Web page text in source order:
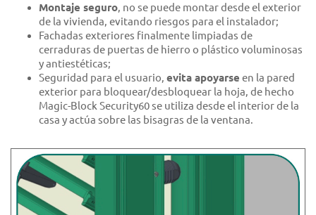
Montaje seguro, no se puede montar desde el exterior
de la vivienda, evitando riesgos para el instalador;
Fachadas exteriores finalmente limpiadas de
cerraduras de puertas de hierro o plástico voluminosas
y antiestéticas;
Seguridad para el usuario, evita apoyarse en la pared
exterior para bloquear/desbloquear la hoja, de hecho
Magic-Block Security60 se utiliza desde el interior de la
casa y actúa sobre las bisagras de la ventana.